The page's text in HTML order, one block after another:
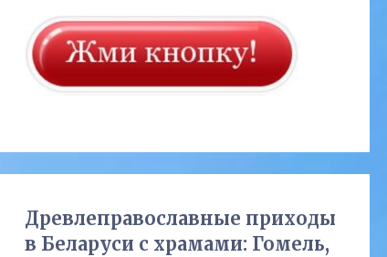
Древлеправославные приходы
в Беларуси с храмами: Гомель,